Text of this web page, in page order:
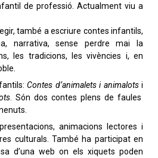
de professió. Actualment viu a
també a escriure contes infantils,
narrativa, sense perdre mai la
les tradicions, les vivències i, en
Contes d’animalets i animalotsi
. Són dos contes plens de faules
animacions lectores i
culturals. També ha participat en
d’una web on els xiquets poden